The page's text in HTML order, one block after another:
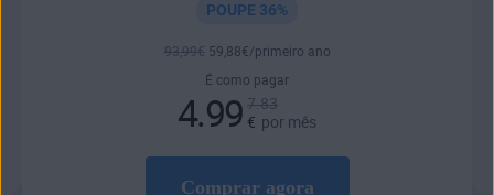
POUPE 36%
93,99€ 59,88€/primeiro ano
É como pagar
4.99 7.83
€ por mês
Comprar agora